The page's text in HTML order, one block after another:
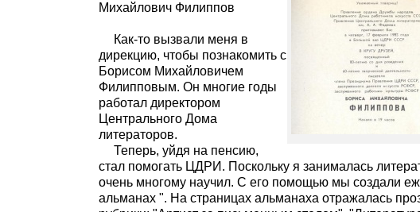
Михайлович Филиппов
Как-то вызвали меня в
дирекцию, чтобы познакомить с
Борисом Михайловичем
Филипповым. Он многие годы
работал директором
Центрального Дома
литераторов.
Теперь, уйдя на пенсию,
стал помогать ЦДРИ. Поскольку я занималась
очень многому научил. С его помощью мы создали
альманах ". На страницах альманаха отражалась